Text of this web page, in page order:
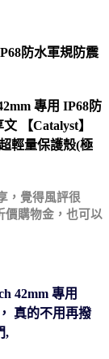
防水軍規防震
專用 IP68防
【Catalyst】
輕量保護殼(極
， 覺得風評很
價購物金，也可以
42mm 專用
真的不用再撥
,